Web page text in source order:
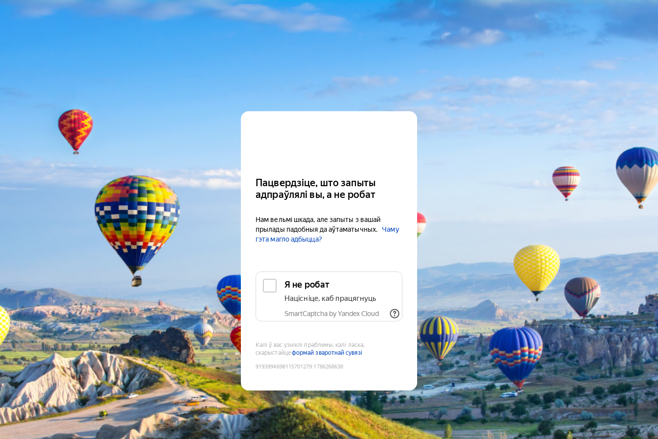
Пацвердзіце, што запыты
адпраўлялі вы, а не робат
Нам вельмі шкада, але запыты з вашай
прылады падобныя да аўтаматычных.
Чаму
гэта магло адбыцца?
Я не робат
Націсніце, каб працягнуць
SmartCaptcha by Yandex Cloud
Калі ў вас узніклі праблемы, калі ласка,
скарыстайцеформай зваротнай сувязі
9193994698115701279:1786268638